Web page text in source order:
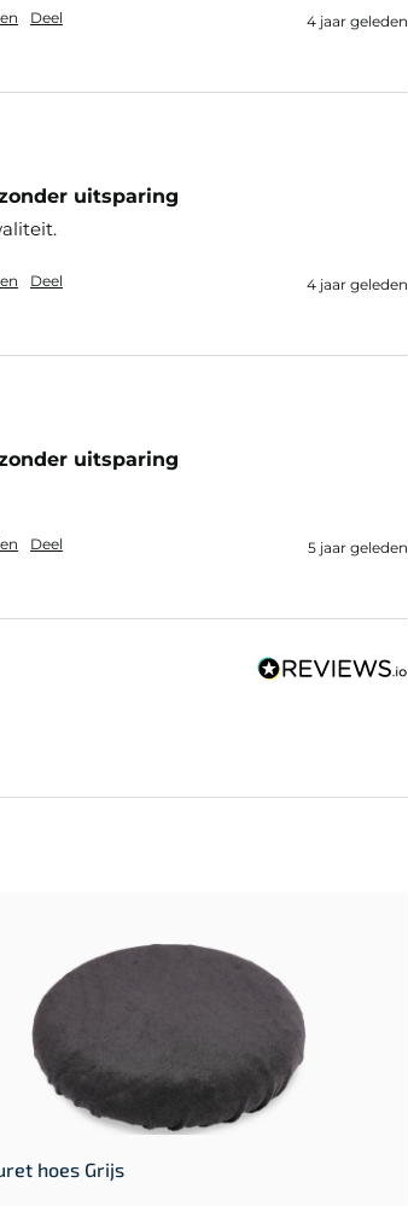
Deel 4 jaar geleden
uitsparing
Deel 4 jaar geleden
uitsparing
Deel 5 jaar geleden
hoes Grijs